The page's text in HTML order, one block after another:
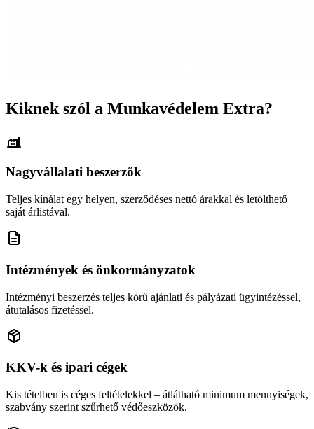
Kiknek szól a Munkavédelem Extra?
Nagyvállalati beszerzők
Teljes kínálat egy helyen, szerződéses nettó árakkal és letölthető
saját árlistával.
Intézmények és önkormányzatok
Intézményi beszerzés teljes körű ajánlati és pályázati ügyintézéssel,
átutalásos fizetéssel.
KKV-k és ipari cégek
Kis tételben is céges feltételekkel – átlátható minimum mennyiségek,
szabvány szerint szűrhető védőeszközök.